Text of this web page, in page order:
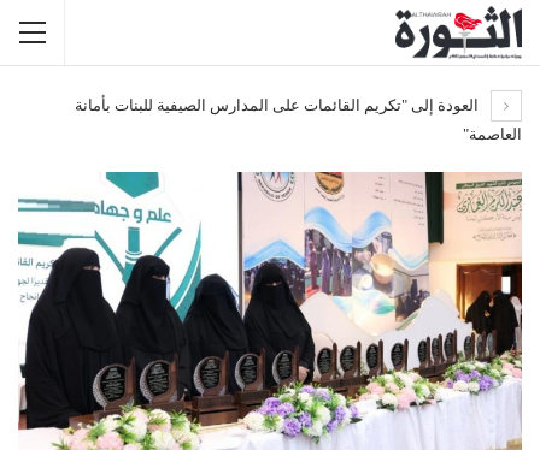
العودة إلى "تكريم القائمات على المدارس الصيفية للبنات بأمانة
العاصمة"